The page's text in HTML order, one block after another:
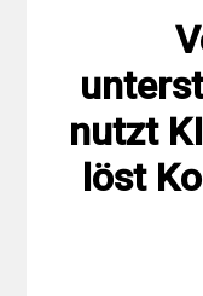
nutzt
löst